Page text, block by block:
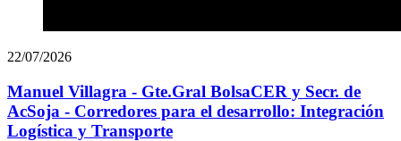
22/07/2026
Manuel Villagra - Gte.Gral BolsaCER y Secr. de
AcSoja - Corredores para el desarrollo: Integración
Logística y Transporte